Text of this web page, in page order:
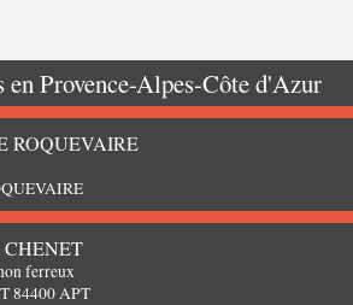
enProvence-Alpes-Côte d'Azur
ROQUEVAIRE
CHENET
ferreux
84400 APT